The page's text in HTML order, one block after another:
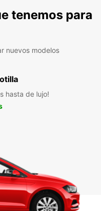
tenemos para
nuevos modelos
hasta de lujo!